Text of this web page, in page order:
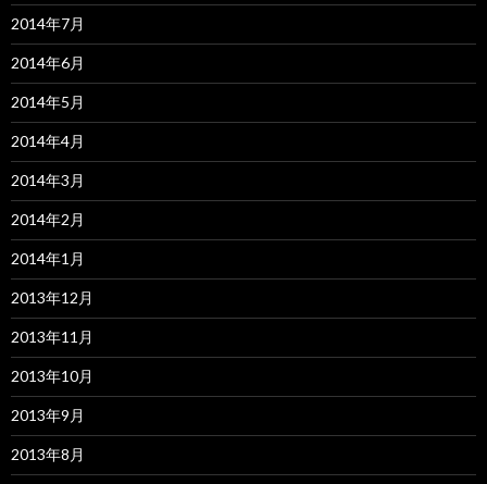
2014年7月
2014年6月
2014年5月
2014年4月
2014年3月
2014年2月
2014年1月
2013年12月
2013年11月
2013年10月
2013年9月
2013年8月